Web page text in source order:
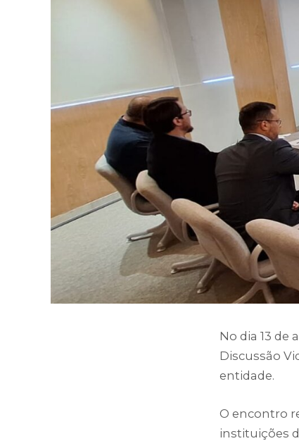
No dia 13 de
Discussão
entidade.
O encontro
instituições